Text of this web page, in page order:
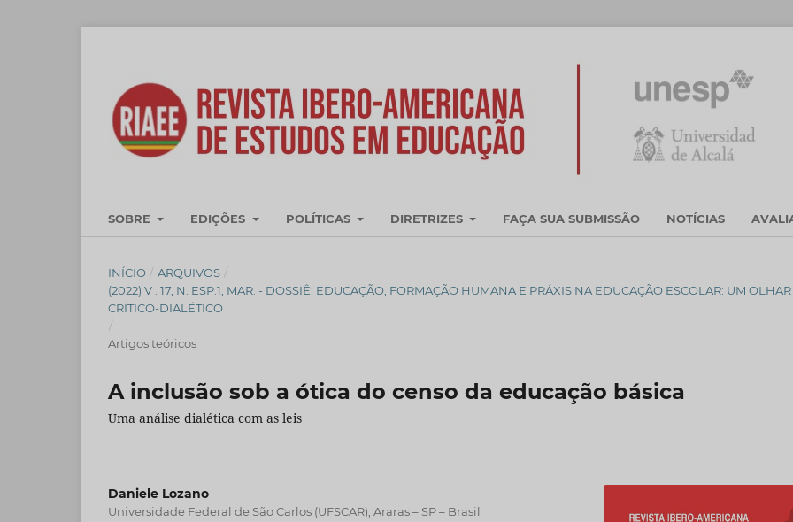
SOBRE EDIÇÕES POLÍTICAS DIRETRIZES FAÇA SUA SUBMISSÃO NOTÍCIAS
INÍCIO / ARQUIVOS /
(2022) V . 17, N. ESP.1, MAR. - DOSSIÊ: EDUCAÇÃO, FORMAÇÃO HUMANA E PRÁXIS NA EDUCAÇÃO ESCOLAR: UM OLHAR
CRÍTICO-DIALÉTICO
/
Artigos teóricos
A inclusão sob a ótica do censo da educação básica
Uma análise dialética com as leis
Daniele Lozano
Universidade Federal de São Carlos (UFSCAR), Araras – SP – Brasil